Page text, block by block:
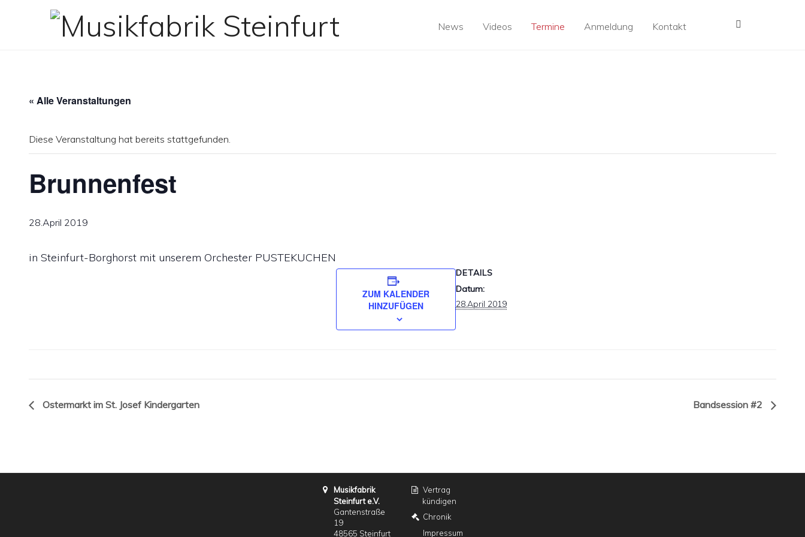
News Videos Termine Anmeldung Kontakt
« Alle Veranstaltungen
Diese Veranstaltung hat bereits stattgefunden.
Brunnenfest
28.April 2019
in Steinfurt-Borghorst mit unserem Orchester PUSTEKUCHEN
ZUM KALENDER
HINZUFÜGEN
DETAILS
Datum:
28.April 2019
Ostermarkt im St. Josef Kindergarten Bandsession #2
Musikfabrik
Steinfurt e.V.
Gantenstraße
19
48565 Steinfurt
Vertrag
kündigen
Chronik
Impressum